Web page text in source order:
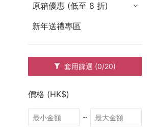
原箱優惠 (低至 8 折)
新年送禮專區
套用篩選 (0/20)
價格 (HK$)
~